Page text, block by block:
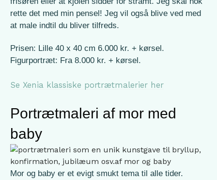
rette det med min pensel! Jeg vil også blive ved med
at male indtil du bliver tilfreds.
Prisen: Lille 40 x 40 cm 6.000 kr. + kørsel.
Figurportræt: Fra 8.000 kr. + kørsel.
Se Xenia klassiske portrætmalerier her
Portrætmaleri af mor med
baby
Mor og baby er et evigt smukt tema til alle tider.